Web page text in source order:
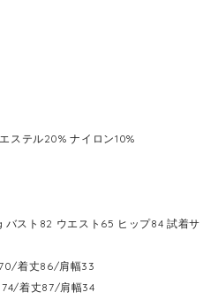
ステル20% ナイロン10%
バスト82 ウエスト65 ヒップ84 試着サ
着丈86/肩幅33
着丈87/肩幅34